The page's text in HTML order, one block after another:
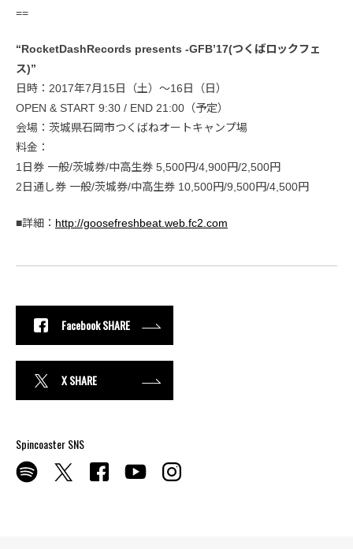
==
“RocketDashRecords presents -GFB’17(つくばロックフェ
ス)”
日時：2017年7月15日（土）〜16日（日）
OPEN & START 9:30 / END 21:00（予定）
会場：茨城県石岡市つくばねオートキャンプ場
料金：
1日券 一般/茨城券/中高生券 5,500円/4,900円/2,500円
2日通し券 一般/茨城券/中高生券 10,500円/9,500円/4,500円
■詳細： http://goosefreshbeat.web.fc2.com
Facebook SHARE
X SHARE
Spincoaster SNS